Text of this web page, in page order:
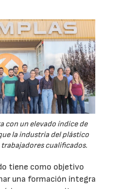
con un elevado índice de
la industria del plástico
cualificados.
tiene como objetivo
una formación íntegra